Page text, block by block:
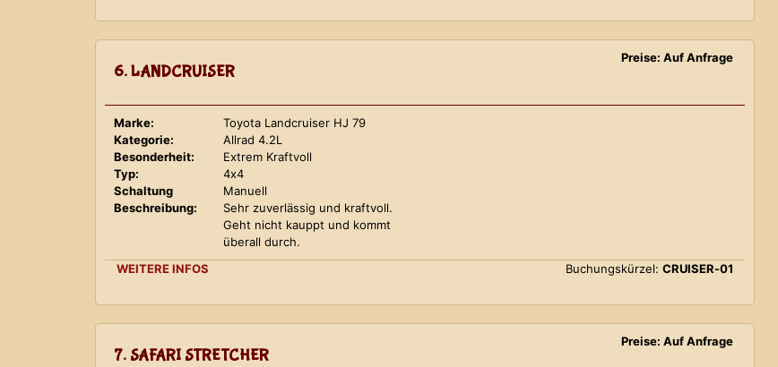
6. LANDCRUISER
Preise: Auf Anfrage
Marke:
Toyota Landcruiser HJ 79
Kategorie:
Allrad 4.2L
Besonderheit:
Extrem Kraftvoll
Typ:
4x4
Schaltung
Manuell
Beschreibung:
Sehr zuverlässig und kraftvoll.
Geht nicht kauppt und kommt
überall durch.
WEITERE INFOS
Buchungskürzel: CRUISER-01
7. SAFARI STRETCHER
Preise: Auf Anfrage